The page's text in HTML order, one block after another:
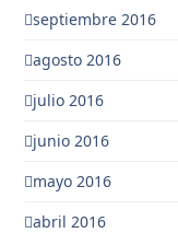
septiembre 2016
agosto 2016
julio 2016
junio 2016
mayo 2016
abril 2016